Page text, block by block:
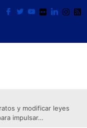
y modificar leyes
impulsar…